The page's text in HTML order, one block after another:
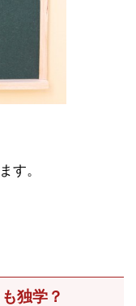
す。
独学？